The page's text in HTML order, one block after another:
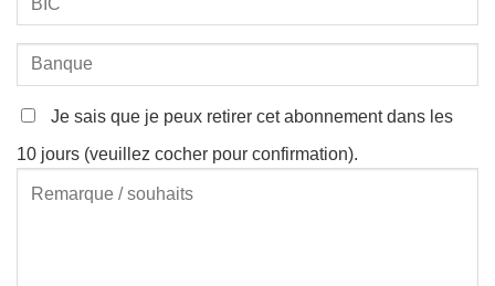
Je sais que je peux retirer cet abonnement dans les
10 jours (veuillez cocher pour confirmation).